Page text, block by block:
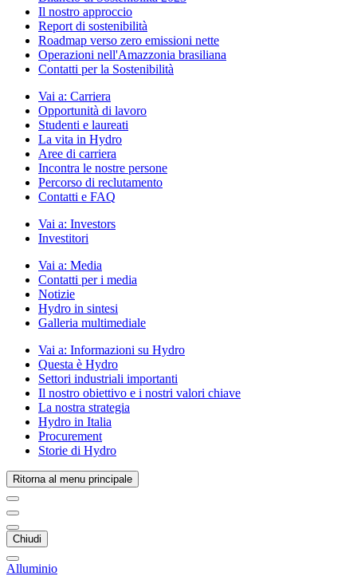
Il nostro approccio
Report di sostenibilità
Roadmap verso zero emissioni nette
Operazioni nell'Amazzonia brasiliana
Contatti per la Sostenibilità
Vai a: Carriera
Opportunità di lavoro
Studenti e laureati
La vita in Hydro
Aree di carriera
Incontra le nostre persone
Percorso di reclutamento
Contatti e FAQ
Vai a: Investors
Investitori
Vai a: Media
Contatti per i media
Notizie
Hydro in sintesi
Galleria multimediale
Vai a: Informazioni su Hydro
Questa è Hydro
Settori industriali importanti
Il nostro obiettivo e i nostri valori chiave
La nostra strategia
Hydro in Italia
Procurement
Storie di Hydro
Ritorna al menu principale
Chiudi
Alluminio